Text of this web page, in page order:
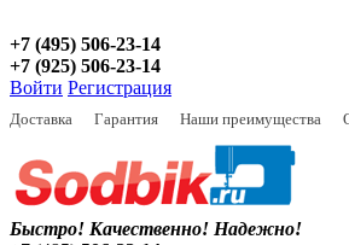
+7 (495) 506-23-14
+7 (925) 506-23-14
Войти Регистрация
Доставка Гарантия Наши преимущества
Быстро! Качественно! Надежно!